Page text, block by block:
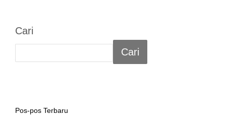
Cari
Cari
Pos-pos Terbaru